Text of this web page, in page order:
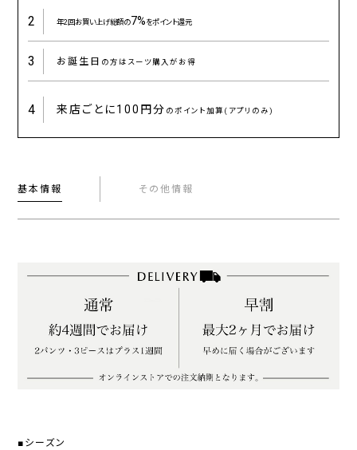
2 年2回お買い上げ総額の7%をポイント還元
3 お誕生日 の方はスーツ購入がお得
4 来店ごとに100円分 のポイント加算(アプリのみ)
基本情報 その他情報
■シーズン